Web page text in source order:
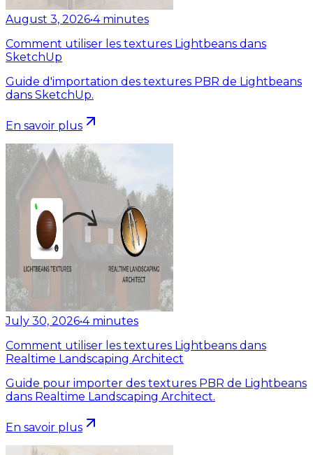
August 3, 2026•4 minutes
Comment utiliser les textures Lightbeans dans
SketchUp
Guide d'importation des textures PBR de Lightbeans
dans SketchUp.
En savoir plus
July 30, 2026•4 minutes
Comment utiliser les textures Lightbeans dans
Realtime Landscaping Architect
Guide pour importer des textures PBR de Lightbeans
dans Realtime Landscaping Architect.
En savoir plus